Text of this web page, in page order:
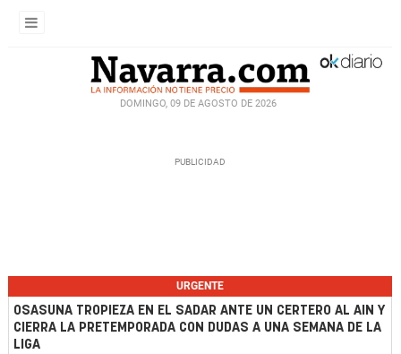
DOMINGO, 09 DE AGOSTO DE 2026
URGENTE
OSASUNA TROPIEZA EN EL SADAR ANTE UN CERTERO AL AIN Y
CIERRA LA PRETEMPORADA CON DUDAS A UNA SEMANA DE LA
LIGA